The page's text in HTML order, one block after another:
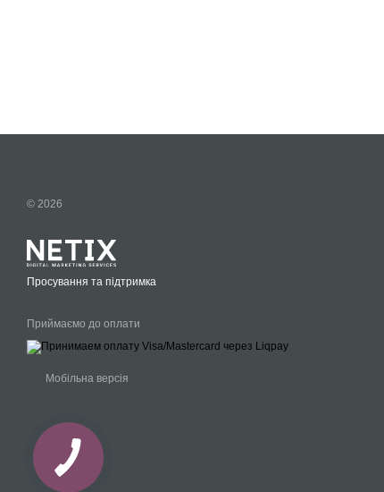
© 2026
Просування та підтримка
Приймаємо до оплати
Мобільна версія